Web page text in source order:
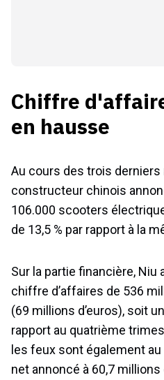
Chiffre
en hausse
Au cours des trois derniers
constructeur chinois
106.000 scooters
de 13,5 % par rapport à la
Sur la partie financière, Niu
chiffre d’affaires de 536
(69 millions d’euros), soit
rapport au quatrième
les feux sont également
net annoncé à 60,7